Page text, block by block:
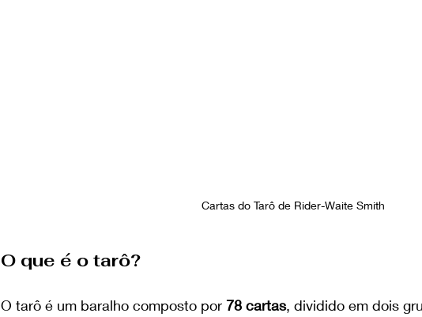
Cartas do Tarô de Rider-Waite Smith
O que é o tarô?
O tarô é um baralho composto por 78 cartas, dividido em dois